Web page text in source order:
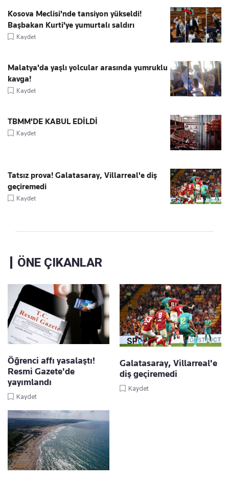
Kosova Meclisi'nde tansiyon yükseldi!
Başbakan Kurti'ye yumurtalı saldırı
Kaydet
Malatya'da yaşlı yolcular arasında yumruklu
kavga!
Kaydet
TBMM'DE KABUL EDİLDİ
Kaydet
Tatsız prova! Galatasaray, Villarreal'e diş
geçiremedi
Kaydet
ÖNE ÇIKANLAR
Öğrenci affı yasalaştı!
Resmi Gazete'de
yayımlandı
Kaydet
Galatasaray, Villarreal'e
diş geçiremedi
Kaydet